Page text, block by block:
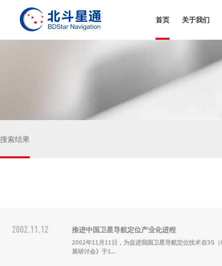
首页 关于我们
和芯星通科技(北京）有限公司
深圳市华信天线技术有限公司
搜索结果
2002.11.12 推进中国卫星导航定位产业化进程
2002年11月11日，为促进我国卫星导航定位技术在3S
展研讨会》于1...